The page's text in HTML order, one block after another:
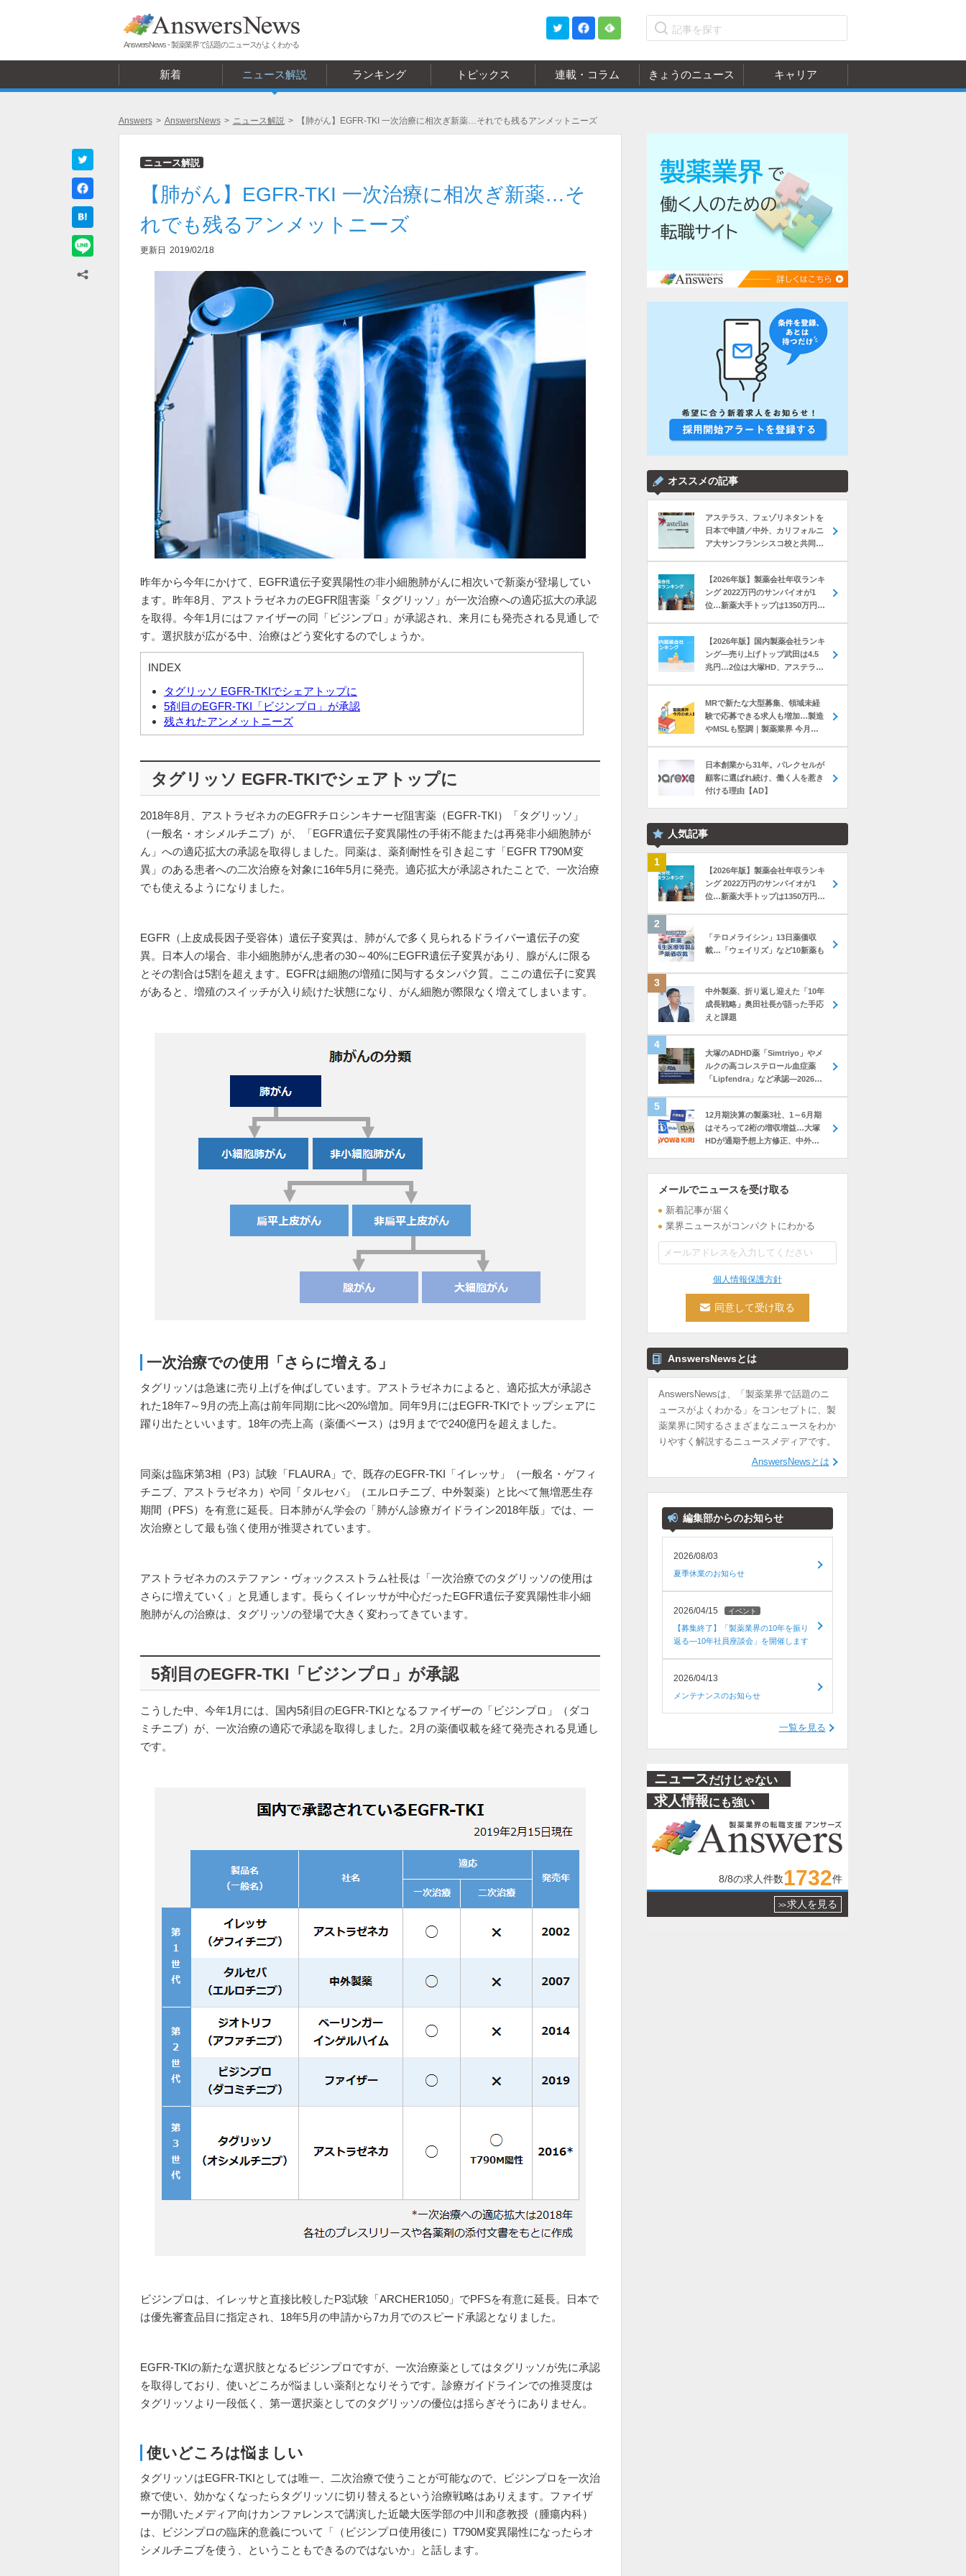
AnswersNews - 製薬業界で話題のニュースがよくわかる
新着 ニュース解説 ランキング トピックス 連載・コラム きょうのニュース キャリア
Answers > AnswersNews > ニュース解説 > 【肺がん】EGFR-TKI 一次治療に相次ぎ新薬…それでも残るアンメットニーズ
ニュース解説
【肺がん】EGFR-TKI 一次治療に相次ぎ新薬…そ
れでも残るアンメットニーズ
更新日 2019/02/18
昨年から今年にかけて、EGFR遺伝子変異陽性の非小細胞肺がんに相次いで新薬が登場してい
ます。昨年8月、アストラゼネカのEGFR阻害薬「タグリッソ」が一次治療への適応拡大の承認
を取得。今年1月にはファイザーの同「ビジンプロ」が承認され、来月にも発売される見通しで
す。選択肢が広がる中、治療はどう変化するのでしょうか。
INDEX
タグリッソ EGFR-TKIでシェアトップに
5剤目のEGFR-TKI「ビジンプロ」が承認
残されたアンメットニーズ
タグリッソ EGFR-TKIでシェアトップに
2018年8月、アストラゼネカのEGFRチロシンキナーゼ阻害薬（EGFR-TKI）「タグリッソ」
（一般名・オシメルチニブ）が、「EGFR遺伝子変異陽性の手術不能または再発非小細胞肺が
ん」への適応拡大の承認を取得しました。同薬は、薬剤耐性を引き起こす「EGFR T790M変
異」のある患者への二次治療を対象に16年5月に発売。適応拡大が承認されたことで、一次治療
でも使えるようになりました。
EGFR（上皮成長因子受容体）遺伝子変異は、肺がんで多く見られるドライバー遺伝子の変
異。日本人の場合、非小細胞肺がん患者の30～40%にEGFR遺伝子変異があり、腺がんに限る
とその割合は5割を超えます。EGFRは細胞の増殖に関与するタンパク質。ここの遺伝子に変異
があると、増殖のスイッチが入り続けた状態になり、がん細胞が際限なく増えてしまいます。
一次治療での使用「さらに増える」
タグリッソは急速に売り上げを伸ばしています。アストラゼネカによると、適応拡大が承認さ
れた18年7～9月の売上高は前年同期に比べ20%増加。同年9月にはEGFR-TKIでトップシェアに
躍り出たといいます。18年の売上高（薬価ベース）は9月までで240億円を超えました。
同薬は臨床第3相（P3）試験「FLAURA」で、既存のEGFR-TKI「イレッサ」（一般名・ゲフィ
チニブ、アストラゼネカ）や同「タルセバ」（エルロチニブ、中外製薬）と比べて無増悪生存
期間（PFS）を有意に延長。日本肺がん学会の「肺がん診療ガイドライン2018年版」では、一
次治療として最も強く使用が推奨されています。
アストラゼネカのステファン・ヴォックスストラム社長は「一次治療でのタグリッソの使用は
さらに増えていく」と見通します。長らくイレッサが中心だったEGFR遺伝子変異陽性非小細
胞肺がんの治療は、タグリッソの登場で大きく変わってきています。
5剤目のEGFR-TKI「ビジンプロ」が承認
こうした中、今年1月には、国内5剤目のEGFR-TKIとなるファイザーの「ビジンプロ」（ダコ
ミチニブ）が、一次治療の適応で承認を取得しました。2月の薬価収載を経て発売される見通し
です。
ビジンプロは、イレッサと直接比較したP3試験「ARCHER1050」でPFSを有意に延長。日本で
は優先審査品目に指定され、18年5月の申請から7カ月でのスピード承認となりました。
EGFR-TKIの新たな選択肢となるビジンプロですが、一次治療薬としてはタグリッソが先に承認
を取得しており、使いどころが悩ましい薬剤となりそうです。診療ガイドラインでの推奨度は
タグリッソより一段低く、第一選択薬としてのタグリッソの優位は揺らぎそうにありません。
使いどころは悩ましい
タグリッソはEGFR-TKIとしては唯一、二次治療で使うことが可能なので、ビジンプロを一次治
療で使い、効かなくなったらタグリッソに切り替えるという治療戦略はありえます。ファイザ
ーが開いたメディア向けカンファレンスで講演した近畿大医学部の中川和彦教授（腫瘍内科）
は、ビジンプロの臨床的意義について「（ビジンプロ使用後に）T790M変異陽性になったらオ
シメルチニブを使う、ということもできるのではないか」と話します。
オススメの記事
アステラス、フェゾリネタントを
日本で申請／中外、カリフォルニ
ア大サンフランシスコ校と共同研
【2026年版】製薬会社年収ランキ
ング 2022万円のサンバイオが1
位…新薬大手トップは1350万円の
【2026年版】国内製薬会社ランキ
ング―売り上げトップ武田は4.5
兆円…2位は大塚HD、アステラス
MRで新たな大型募集、領域未経
験で応募できる求人も増加…製造
やMSLも堅調｜製薬業界 今月の
日本創業から31年。パレクセルが
顧客に選ばれ続け、働く人を惹き
付ける理由【AD】
人気記事
【2026年版】製薬会社年収ランキ
ング 2022万円のサンバイオが1
位…新薬大手トップは1350万円の
「テロメライシン」13日薬価収
載…「ウェイリズ」など10新薬も
中外製薬、折り返し迎えた「10年
成長戦略」奥田社長が語った手応
えと課題
大塚のADHD薬「Simtriyo」やメ
ルクの高コレステロール血症薬
「Lipfendra」など承認―2026年
12月期決算の製薬3社、1～6月期
はそろって2桁の増収増益…大塚
HDが通期予想上方修正、中外も
メールでニュースを受け取る
新着記事が届く
業界ニュースがコンパクトにわかる
個人情報保護方針
AnswersNewsとは
AnswersNewsは、「製薬業界で話題のニ
ュースがよくわかる」をコンセプトに、製
薬業界に関するさまざまなニュースをわか
りやすく解説するニュースメディアです。
AnswersNewsとは
編集部からのお知らせ
2026/08/03
夏季休業のお知らせ
2026/04/15 イベント
【募集終了】「製薬業界の10年を振り
返る―10年社員座談会」を開催します
2026/04/13
メンテナンスのお知らせ
一覧を見る
ニュースだけじゃない
求人情報にも強い
8/8の求人件数1732件
>> 求人を見る